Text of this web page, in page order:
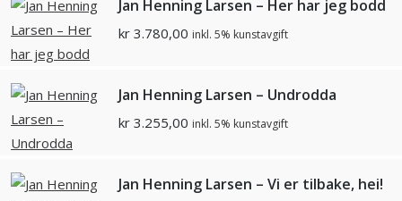
Jan Henning Larsen – Her har jeg bodd
kr 3.780,00 inkl. 5% kunstavgift
Jan Henning Larsen – Undrodda
kr 3.255,00 inkl. 5% kunstavgift
Jan Henning Larsen – Vi er tilbake, hei!